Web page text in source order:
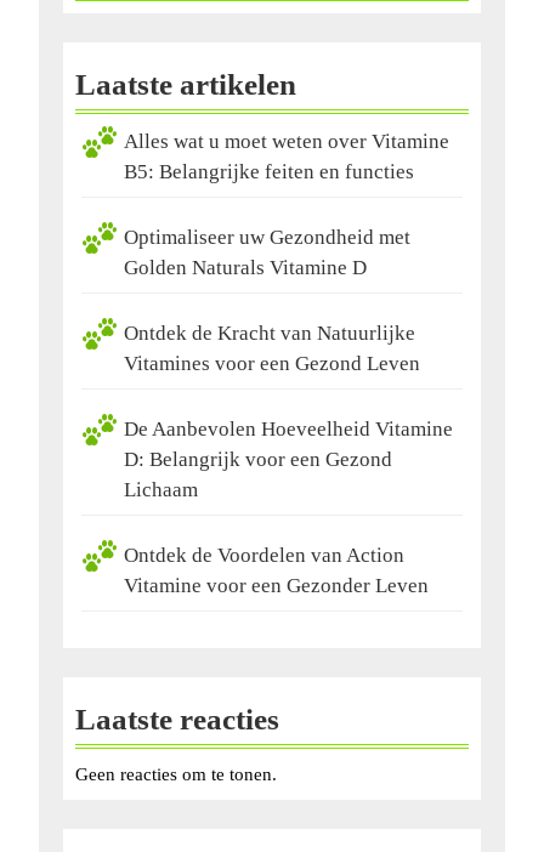
Laatste artikelen
Alles wat u moet weten over Vitamine
B5: Belangrijke feiten en functies
Optimaliseer uw Gezondheid met
Golden Naturals Vitamine D
Ontdek de Kracht van Natuurlijke
Vitamines voor een Gezond Leven
De Aanbevolen Hoeveelheid Vitamine
D: Belangrijk voor een Gezond
Lichaam
Ontdek de Voordelen van Action
Vitamine voor een Gezonder Leven
Laatste reacties
Geen reacties om te tonen.